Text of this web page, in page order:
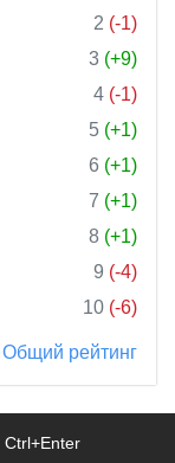
2 (-1)
3 (+9)
4 (-1)
5 (+1)
6 (+1)
7 (+1)
8 (+1)
9 (-4)
10 (-6)
Общий рейтинг
Ctrl+Enter